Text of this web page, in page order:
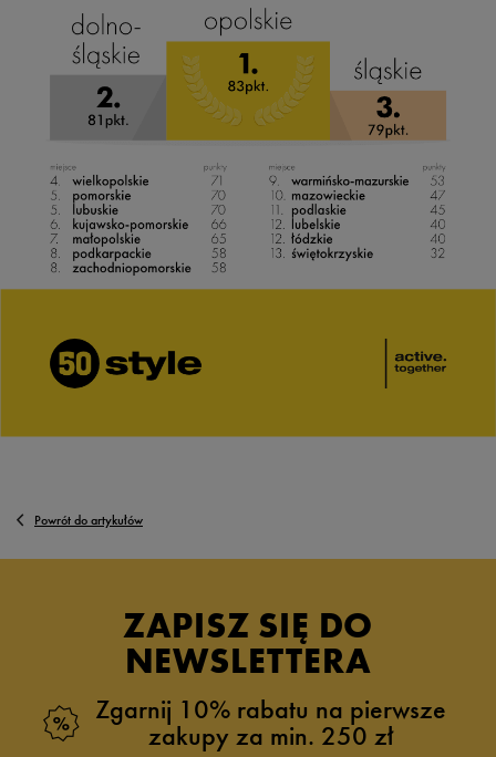
Powrót do artykułów
ZAPISZ SIĘ DO
NEWSLETTERA
Zgarnij 10% rabatu na pierwsze
zakupy za min. 250 zł